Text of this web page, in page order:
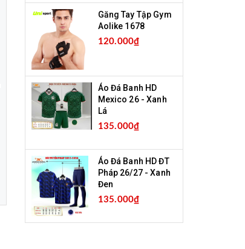
Găng Tay Tập Gym
Aolike 1678
120.000₫
Áo Đá Banh HD
Mexico 26 - Xanh
Lá
135.000₫
Áo Đá Banh HD ĐT
Pháp 26/27 - Xanh
Đen
135.000₫